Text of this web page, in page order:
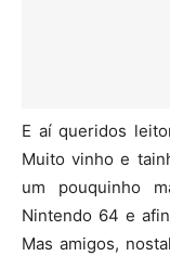
E aí queridos
Muito vinho e
um pouquinho
Nintendo 64 e
Mas amigos,